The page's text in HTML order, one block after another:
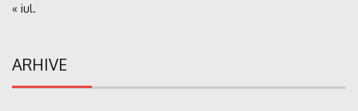
« iul.
ARHIVE